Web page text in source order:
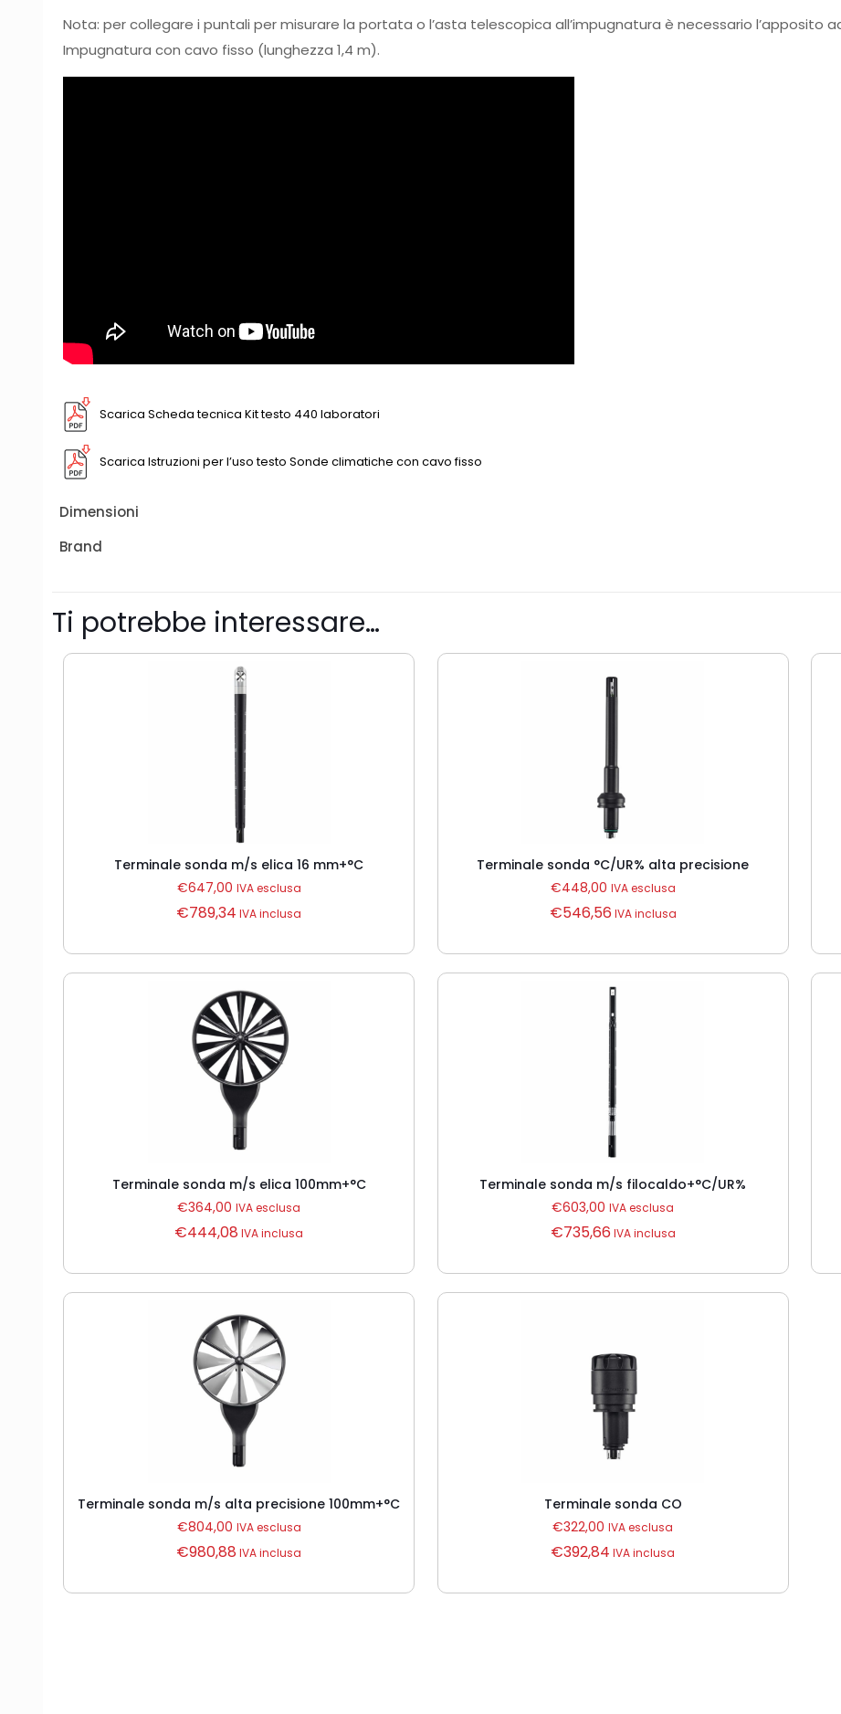
Nota: per collegare i puntali per misurare la portata o l’asta telescopica all’impugnatura è necessario l’apposito
Impugnatura con cavo fisso (lunghezza 1,4 m).
Scarica Scheda tecnica Kit testo 440 laboratori
Scarica Istruzioni per l’uso testo Sonde climatiche con cavo fisso
Dimensioni
Brand
Ti potrebbe interessare…
Terminale sonda m/s elica 16 mm+°C
€647,00 IVA esclusa
€789,34 IVA inclusa
Terminale sonda °C/UR% alta precisione
€448,00 IVA esclusa
€546,56 IVA inclusa
Terminale sonda m/s elica 100mm+°C
€364,00 IVA esclusa
€444,08 IVA inclusa
Terminale sonda m/s filocaldo+°C/UR%
€603,00 IVA esclusa
€735,66 IVA inclusa
Terminale sonda m/s alta precisione 100mm+°C
€804,00 IVA esclusa
€980,88 IVA inclusa
Terminale sonda CO
€322,00 IVA esclusa
€392,84 IVA inclusa